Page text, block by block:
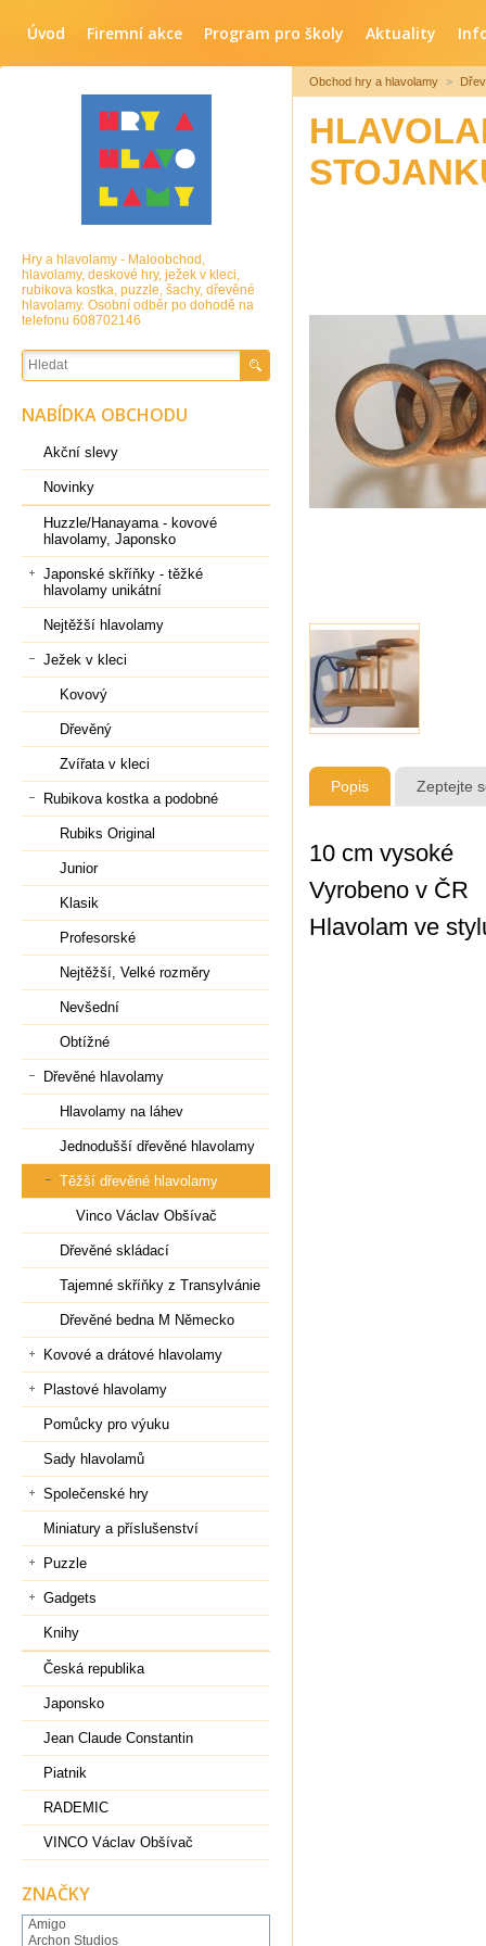
Úvod Firemní akce Program pro školy Aktuality
Obchod hry a hlavolamy >
Popis Zeptejte
10 cm vysoké
Vyrobeno v ČR
Hlavolam ve
Hry a hlavolamy - Maloobchod,
hlavolamy, deskové hry, ježek v kleci,
rubikova kostka, puzzle, šachy, dřevěné
hlavolamy. Osobní odběr po dohodě na
telefonu 608702146
NABÍDKA OBCHODU
Akční slevy
Novinky
Huzzle/Hanayama - kovové
hlavolamy, Japonsko
Japonské skříňky - těžké
hlavolamy unikátní
Nejtěžší hlavolamy
Ježek v kleci
Kovový
Dřevěný
Zvířata v kleci
Rubikova kostka a podobné
Rubiks Original
Junior
Klasik
Profesorské
Nejtěžší, Velké rozměry
Nevšední
Obtížné
Dřevěné hlavolamy
Hlavolamy na láhev
Jednodušší dřevěné hlavolamy
Těžší dřevěné hlavolamy
Vinco Václav Obšívač
Dřevěné skládací
Tajemné skříňky z Transylvánie
Dřevěné bedna M Německo
Kovové a drátové hlavolamy
Plastové hlavolamy
Pomůcky pro výuku
Sady hlavolamů
Společenské hry
Miniatury a příslušenství
Puzzle
Gadgets
Knihy
Česká republika
Japonsko
Jean Claude Constantin
Piatnik
RADEMIC
VINCO Václav Obšívač
ZNAČKY
Amigo
Archon Studios